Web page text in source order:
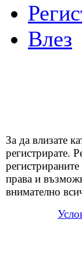
Влез
За да влизате
регистрирате.
права и
внимателно